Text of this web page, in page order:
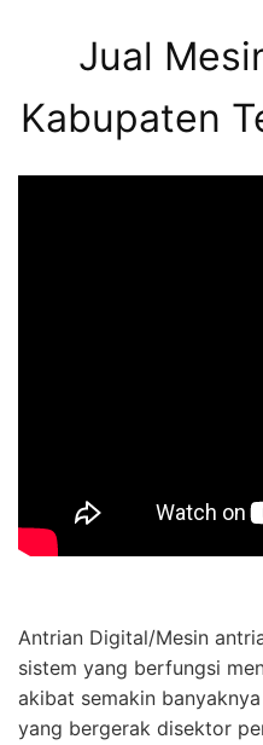
Jual
Kabupaten
Antrian Digital/Mesin
sistem yang berfungsi
akibat semakin
yang bergerak disektor